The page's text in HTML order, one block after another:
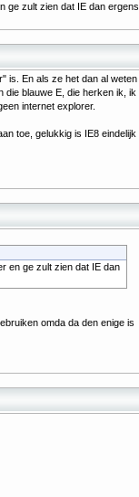
ge zult zien dat IE dan ergens
is. En als ze het dan al weten
blauwe E, die herken ik, ik
internet explorer.
toe, gelukkig is IE8 eindelijk
en ge zult zien dat IE dan
omda da den enige is